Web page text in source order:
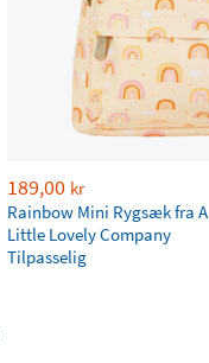
189,00 kr
Rainbow Mini Rygsæk fra A
Little Lovely Company
Tilpasselig